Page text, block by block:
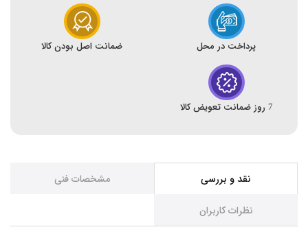
پرداخت در محل ضمانت اصل بودن کالا
7 روز ضمانت تعویض کالا
نقد و بررسی مشخصات فنی
نظرات کاربران